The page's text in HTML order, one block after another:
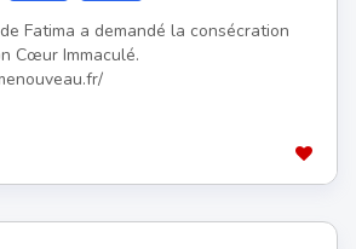
Fatima a demandé la consécration
Cœur Immaculé.